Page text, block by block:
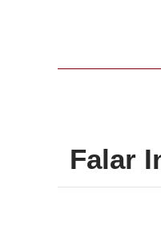
Falar